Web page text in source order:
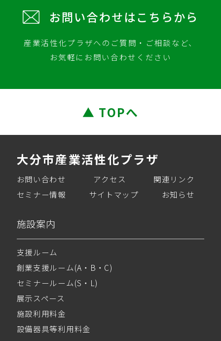
お問い合わせはこちらから
産業活性化プラザへのご質問・ご相談など、
お気軽にお問い合わせください
▲ TOPへ
大分市産業活性化プラザ
お問い合わせ アクセス
関連リンク
セミナー情報
サイトマップ お知らせ
施設案内
支援ルーム
創業支援ルーム(A・B・C)
セミナールーム(S・L)
展示スペース
施設利用料金
設備器具等利用料金